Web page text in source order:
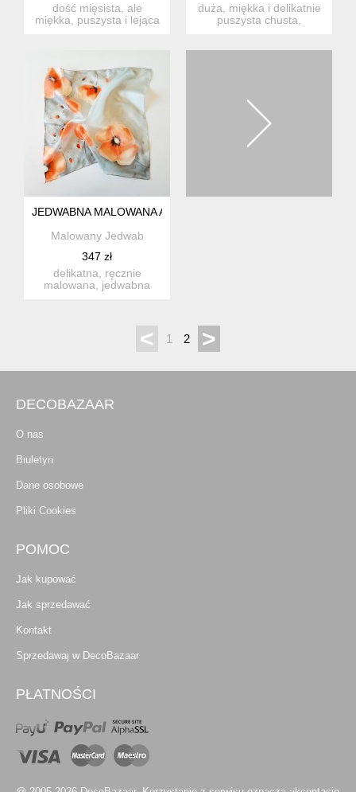
dość mięsista, ale
miękka, puszysta i lejąca
duża, miękka i delikatnie
puszysta chusta,
JEDWABNA MALOWANA APASZKA - MAKOWA ŁĄKA
Malowany Jedwab
347 zł
delikatna, ręcznie
malowana, jedwabna
< 1 2 >
DECOBAZAAR
O nas
Biuletyn
Dane osobowe
Pliki Cookies
POMOC
Jak kupować
Jak sprzedawać
Kontakt
Sprzedawaj w DecoBazaar
PŁATNOŚCI